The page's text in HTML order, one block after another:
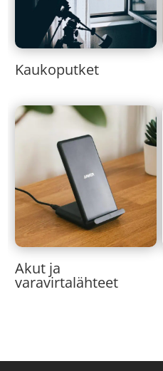
Kaukoputket
Akut ja
varavirtalähteet